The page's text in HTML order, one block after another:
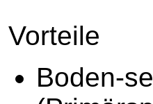
Vorteile
Boden-